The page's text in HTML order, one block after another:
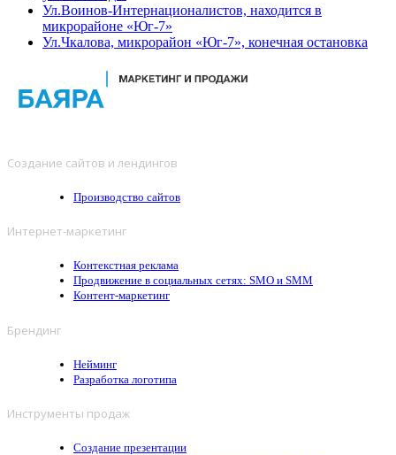
Ул.Воинов-Интернационалистов, находится в
микрорайоне «Юг-7»
Ул.Чкалова, микрорайон «Юг-7», конечная остановка
Создание сайтов и лендингов
Производство сайтов
Интернет-маркетинг
Контекстная реклама
Продвижение в социальных сетях: SMO и SMM
Контент-маркетинг
Брендинг
Нейминг
Разработка логотипа
Инструменты продаж
Создание презентации